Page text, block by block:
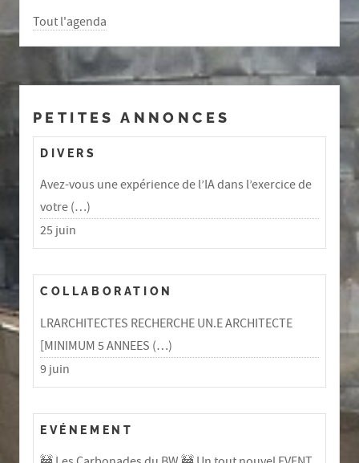
Tout l'agenda
PETITES ANNONCES
DIVERS
Avez-vous une expérience de l’IA dans l’exercice de
votre (…)
25 juin
COLLABORATION
LRARCHITECTES RECHERCHE UN.E ARCHITECTE
[MINIMUM 5 ANNEES (…)
9 juin
EVÉNEMENT